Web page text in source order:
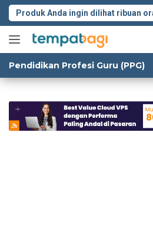
Langsung
Produk Anda ingin dilihat ribuan
Pendidikan Profesi Guru (PPG)